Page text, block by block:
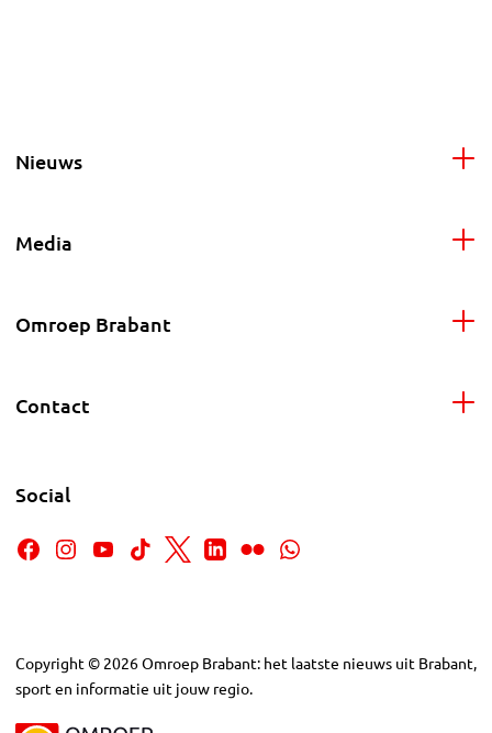
Nieuws
Media
Omroep Brabant
Contact
Social
Copyright © 2026Omroep Brabant: het laatste nieuws uit Brabant,
sport en informatie uit jouw regio.